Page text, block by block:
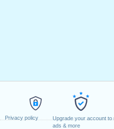
Privacy policy
Upgrade your account to
ads & more